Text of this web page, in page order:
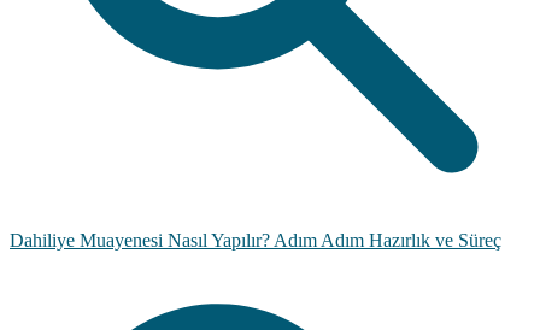
Dahiliye Muayenesi Nasıl Yapılır? Adım Adım Hazırlık ve Süreç